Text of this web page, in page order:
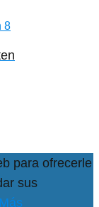
para ofrecerle
sus